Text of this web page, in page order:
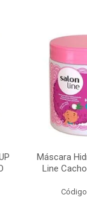
Máscara
Line